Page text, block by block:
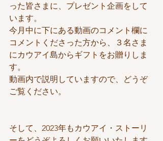
った皆さまに、プレゼント企画をして
います。
今月中に下にある動画のコメント欄に
コメントくださった方から、３名さま
にカウアイ島からギフトをお贈りしま
す。
動画内で説明していますので、どうぞ
ご覧ください。
そして、2023年もカウアイ・ストーリ